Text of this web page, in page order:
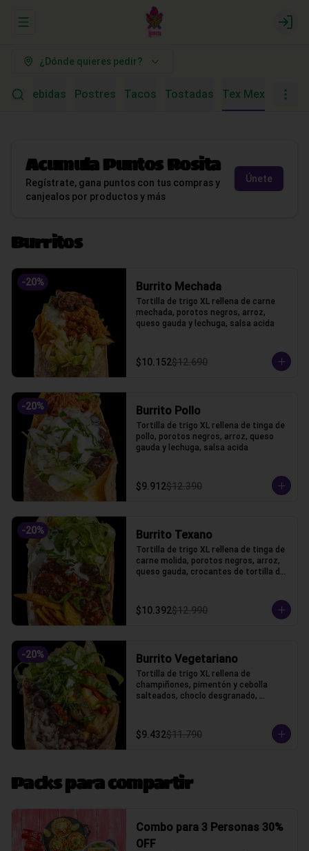
Abrir menu de navegación
¿Dónde quieres pedir?
Bebidas Postres Tacos Tostadas Tex Mex
AcumulaPuntos Rosita
Regístrate, gana puntos con tus compras y
canjealos por productos y más
Únete
Burritos
-20% Burrito Mechada
Tortilla de trigo XL rellena de carne
mechada, porotos negros, arroz,
queso gauda y lechuga, salsa acida
$10.152$12.690
-20% Burrito Pollo
Tortilla de trigo XL rellena de tinga de
pollo, porotos negros, arroz, queso
gauda y lechuga, salsa acida
$9.912$12.390
-20% Burrito Texano
Tortilla de trigo XL rellena de tinga de
carne molida, porotos negros, arroz,
queso gauda, crocantes de tortilla de
$10.392$12.990
-20% Burrito Vegetariano
Tortilla de trigo XL rellena de
champiñones, pimentón y cebolla
salteados, choclo desgranado,
gallo y crema ácida, acompañado con
papas fritas.
$9.432$11.790
Packs para compartir
Combo para 3 Personas 30%
OFF